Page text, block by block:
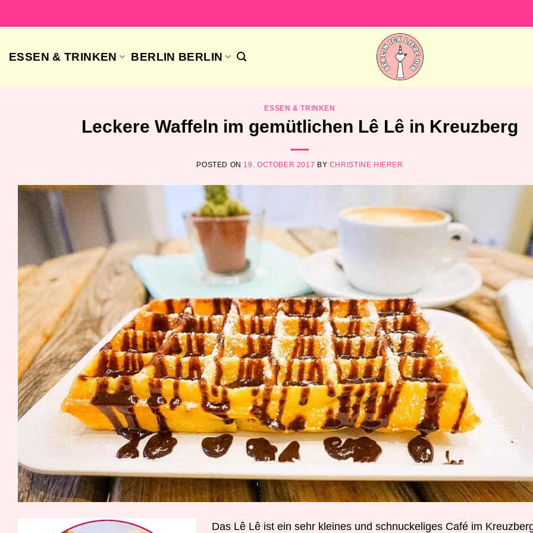
to
ESSEN & TRINKEN BERLIN BERLIN
ESSEN & TRINKEN
Leckere Waffeln im gemütlichen Lê Lê in Kreuzberg
POSTED ON 19. OCTOBER 2017 BY CHRISTINE HIERER
Das Lê Lê ist ein sehr kleines und schnuckeliges Café im